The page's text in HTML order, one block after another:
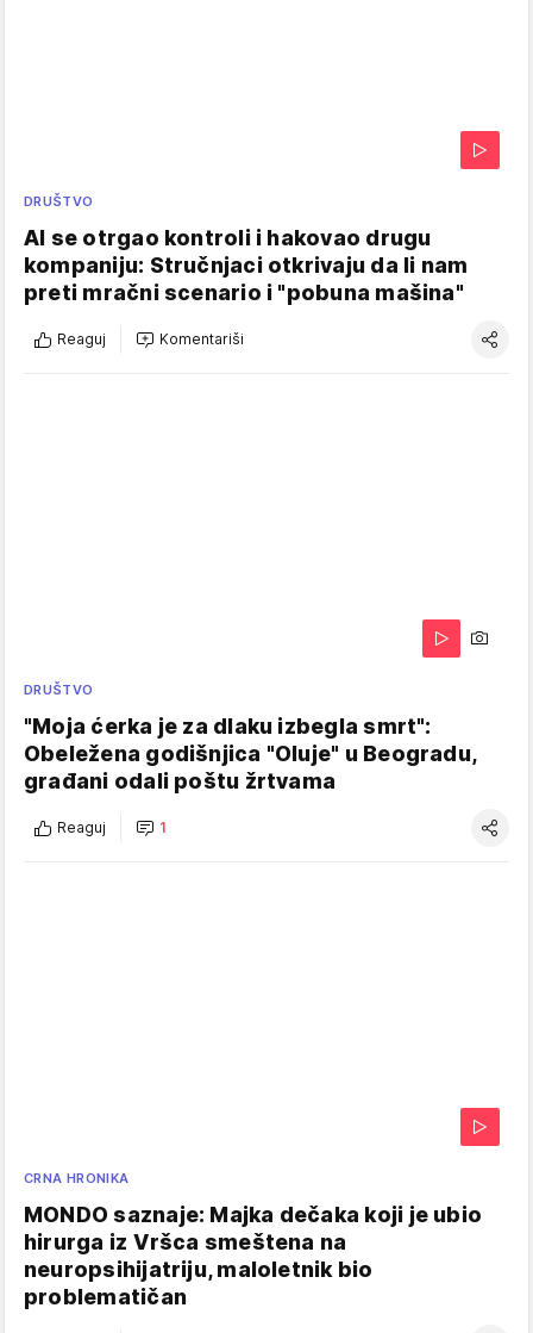
DRUŠTVO
AI se otrgao kontroli i hakovao drugu
kompaniju: Stručnjaci otkrivaju da li nam
preti mračni scenario i "pobuna mašina"
Reaguj Komentariši
DRUŠTVO
"Moja ćerka je za dlaku izbegla smrt":
Obeležena godišnjica "Oluje" u Beogradu,
građani odali poštu žrtvama
Reaguj 1
CRNA HRONIKA
MONDO saznaje: Majka dečaka koji je ubio
hirurga iz Vršca smeštena na
neuropsihijatriju, maloletnik bio
problematičan